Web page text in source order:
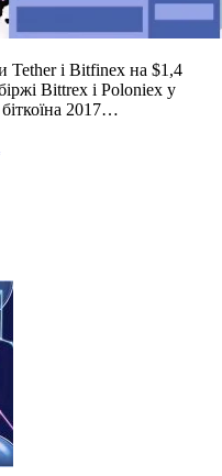
Tether і Bitfinex на $1,4
Bittrex і Poloniex у
біткоїна 2017…